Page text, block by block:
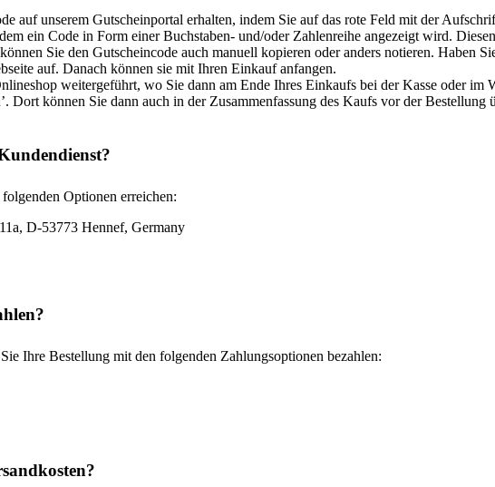
auf unserem Gutscheinportal erhalten, indem Sie auf das rote Feld mit der
ein Code in Form einer Buchstaben- und/oder Zahlenreihe angezeigt wird.
Sie den Gutscheincode auch manuell kopieren oder anders notieren. Haben
auf. Danach können sie mit Ihren Einkauf anfangen.
weitergeführt, wo Sie dann am Ende Ihres Einkaufs bei der Kasse oder
Dort können Sie dann auch in der Zusammenfassung des Kaufs vor der
Optionen erreichen:
D-53773 Hennef, Germany
Ihre Bestellung mit den folgenden Zahlungsoptionen bezahlen: